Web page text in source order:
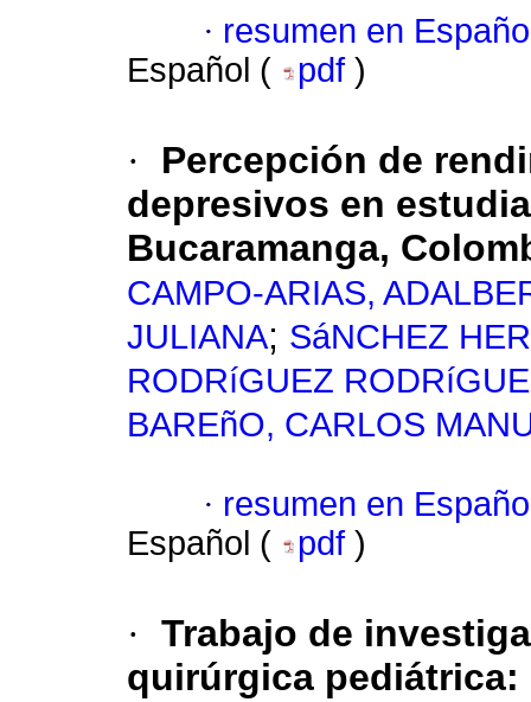
· resumen en
Español (
pdf )
·
Percepción de
depresivos en
Bucaramanga,
CAMPO-ARIAS,
JULIANA; SáNCHEZ
RODRíGUEZ
BAREñO, CARLOS
· resumen en
Español (
pdf )
· Trabajo de
quirúrgica pediátrica: